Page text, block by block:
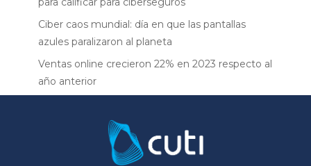
Ciber caos mundial: día en que las pantallas
azules paralizaron al planeta
Ventas online crecieron 22% en 2023 respecto al
año anterior